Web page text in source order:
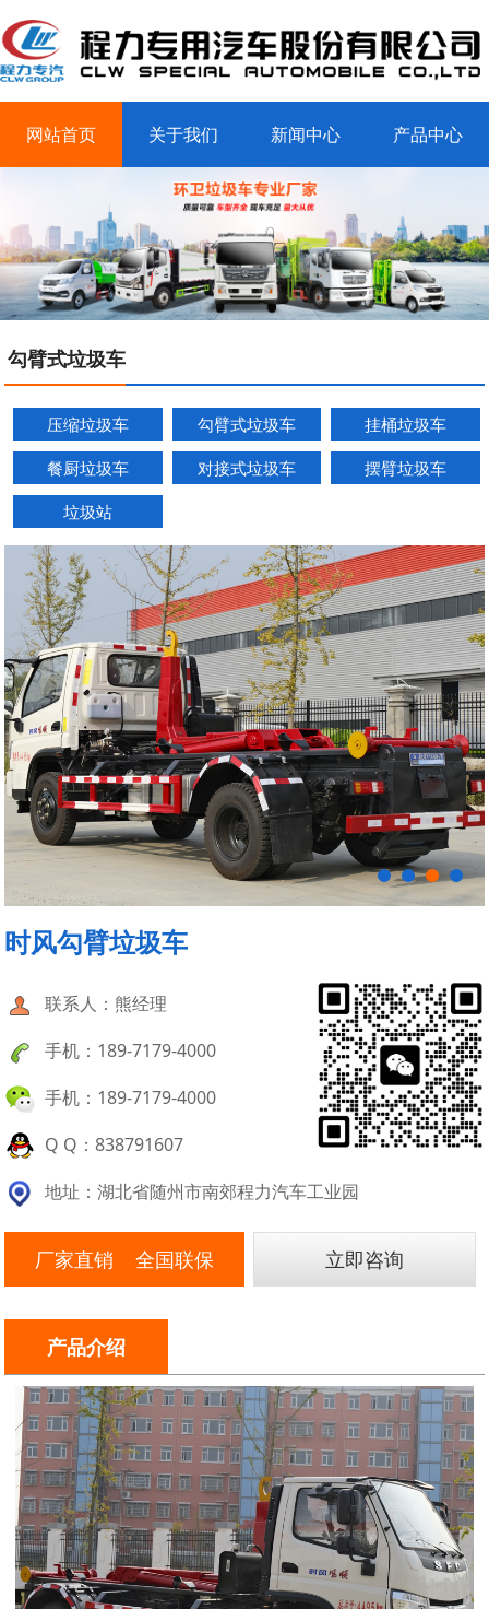
网站首页 关于我们 新闻中心 产品中心
联系我们
勾臂式垃圾车
压缩垃圾车 勾臂式垃圾车
挂桶垃圾车
餐厨垃圾车
对接式垃圾车
摆臂垃圾车
垃圾站
时风勾臂垃圾车
联系人：熊经理
手机：189-7179-4000
手机：189-7179-4000
Q Q：838791607
地址：湖北省随州市南郊程力汽车工业园
厂家直销 全国联保 立即咨询
产品介绍